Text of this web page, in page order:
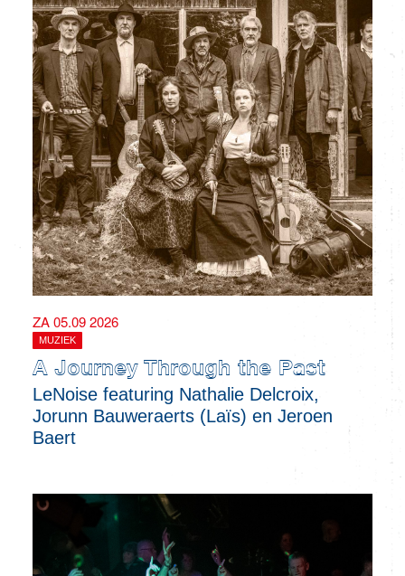
ZA 05.09 2026
MUZIEK
A Journey Through the Past
LeNoise featuring Nathalie Delcroix,
Jorunn Bauweraerts (Laïs) en Jeroen
Baert